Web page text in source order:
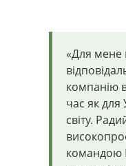
«Для мене
компанію
час як для
світу.
командою